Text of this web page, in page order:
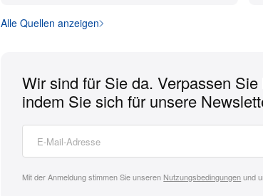
Coding Model Next Week in Comeback
Attempt [Save 25% to unlock this story]...
Alle Quellen anzeigen
Wir sind für Sie da. Verpassen
indem Sie sich für unsere
Mit der Anmeldung stimmen Sie unseren Nutzungsbedingungenund